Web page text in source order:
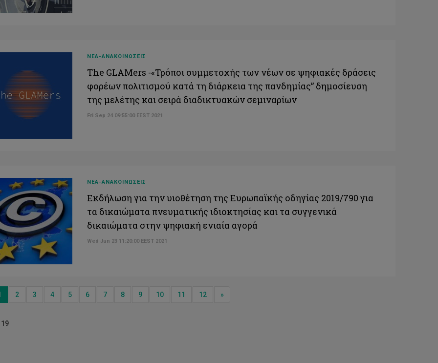
ΝΕΑ-ΑΝΑΚΟΙΝΩΣΕΙΣ
The GLAMers -«Τρόποι συμμετοχής των νέων σε ψηφιακές δράσεις
φορέων πολιτισμού κατά τη διάρκεια της πανδημίας” δημοσίευση
της μελέτης και σειρά διαδικτυακών σεμιναρίων
Fri Sep 24 09:55:00 EEST 2021
ΝΕΑ-ΑΝΑΚΟΙΝΩΣΕΙΣ
Εκδήλωση για την υιοθέτηση της Ευρωπαϊκής οδηγίας 2019/790 για
τα δικαιώματα πνευματικής ιδιοκτησίας και τα συγγενικά
δικαιώματα στην ψηφιακή ενιαία αγορά
Wed Jun 23 11:20:00 EEST 2021
2 3 4 5 6 7 8 9 10 11 12 »Next